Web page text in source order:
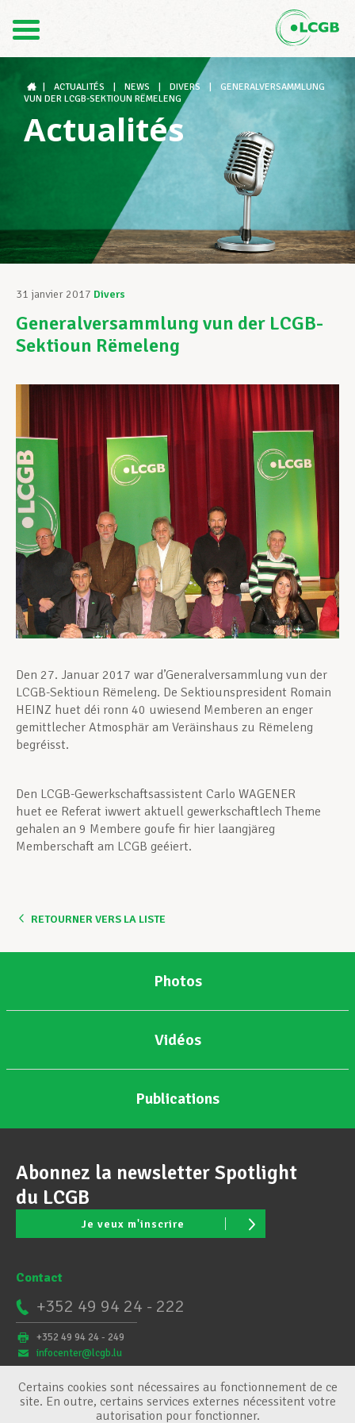
DE
Le LCGB
Structures syndicales
Assistance au Travail
Vos droits
Assistance en vie privée
Développement professionnel
Devenir Membre
Actualités
ACTUALITÉS NEWS DIVERS
GENERALVERSAMMLUNG
VUN DER LCGB-SEKTIOUN RËMELENG
Actualités
31 janvier 2017 Divers
Generalversammlung vun der LCGB-
Sektioun Rëmeleng
Den 27. Januar 2017 war d’Generalversammlung vun der
LCGB-Sektioun Rëmeleng. De Sektiounspresident Romain
HEINZ huet déi ronn 40 uwiesend Memberen an enger
gemittlecher Atmosphär am Veräinshaus zu Rëmeleng
begréisst.
Den LCGB-Gewerkschaftsassistent Carlo WAGENER
huet ee Referat iwwert aktuell gewerkschaftlech Theme
gehalen an 9 Membere goufe fir hier laangjäreg
Memberschaft am LCGB geéiert.
RETOURNER VERS LA LISTE
Photos
Vidéos
Publications
Abonnez la newsletter Spotlight
du LCGB
Je veux m'inscrire
Contact
+352 49 94 24 - 222
+352 49 94 24 - 249
infocenter@lcgb.lu
Certains cookies sont nécessaires au fonctionnement de ce
site. En outre, certains services externes nécessitent votre
autorisation pour fonctionner.